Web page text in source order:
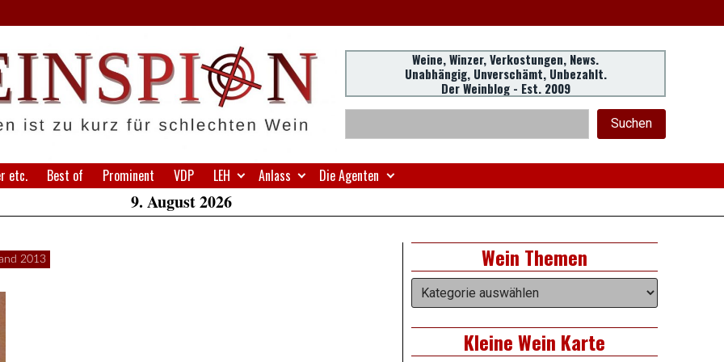
Header
Widget
Area
Weine, Winzer, Verkostungen, News.
Unabhängig, Unverschämt, Unbezahlt.
Der Weinblog - Est. 2009
Suchen
etc. Best of Prominent VDP LEH Anlass Die Agenten
9. August 2026
2013
Asides
Wein Themen
Wein
Themen
Kleine Wein Karte